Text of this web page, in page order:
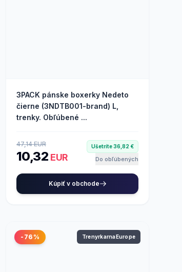
3PACK pánske boxerky Nedeto
čierne (3NDTB001-brand) L,
trenky. Obľúbené ...
47,14 EUR
10,32 EUR
Ušetríte 36,82 €
Do obľúbených
Kúpiť v obchode
-76% TrenyrkarnaEurope